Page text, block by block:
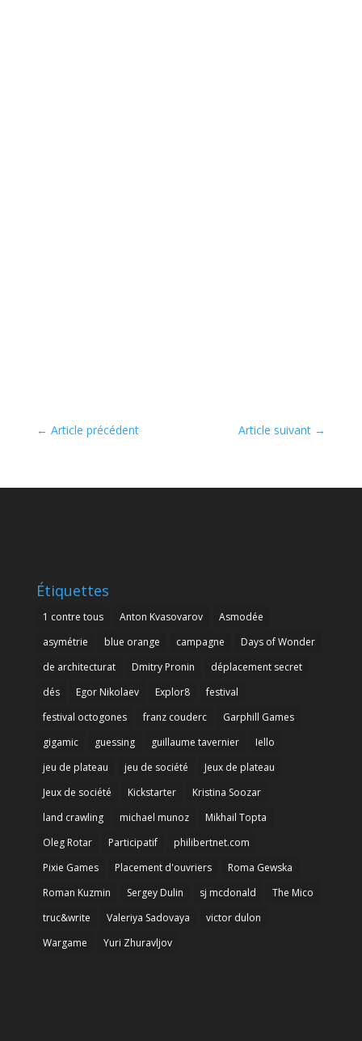
← Article précédent Article suivant →
Étiquettes
1 contre tous Anton Kvasovarov
Asmodée
asymétrie
blue orange campagne
Days of Wonder
de architecturat
Dmitry Pronin
déplacement secret
dés
Egor Nikolaev Explor8
festival
festival octogones
franz couderc
Garphill Games
gigamic
guessing guillaume tavernier
Iello
jeu de plateau
jeu de société
Jeux de plateau
Jeux de société
Kickstarter
Kristina Soozar
land crawling
michael munoz
Mikhail Topta
Oleg Rotar
Participatif
philibertnet.com
Pixie Games
Placement d'ouvriers
Roma Gewska
Roman Kuzmin
Sergey Dulin sj mcdonald
The Mico
truc&write
Valeriya Sadovaya
victor dulon
Wargame
Yuri Zhuravljov